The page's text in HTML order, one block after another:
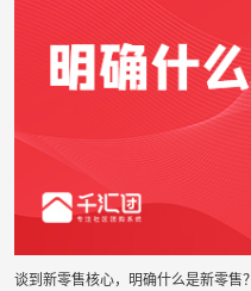
谈到新零售核心，明确什么是新零售？